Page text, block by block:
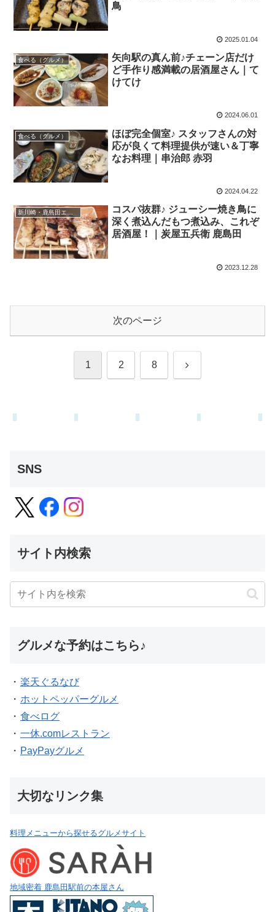
鳥
2025.01.04
食べる（グルメ）
矢向駅の真ん前♪チェーン店だけ
ど手作り感満載の居酒屋さん｜て
けてけ
2024.06.01
食べる（グルメ）
ほぼ完全個室♪ スタッフさんの対
応が良くて料理提供が速い＆丁寧
なお料理｜串治郎 赤羽
2024.04.22
コスパ抜群♪ ジューシー焼き鳥に
深く煮込んだもつ煮込み、これぞ
居酒屋！｜炭屋五兵衛 鹿島田
2023.12.28
次のページ
1 2 8 次
SNS
サイト内検索
グルメな予約はこちら♪
・ 楽天ぐるなび
・ ホットペッパーグルメ
・ 食べログ
・ 一休.comレストラン
・ PayPayグルメ
大切なリンク集
料理メニューから探せるグルメサイト
地域密着 鹿島田駅前の本屋さん